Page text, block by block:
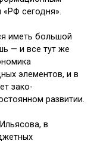
сегодня».
иметь большой
— и все тут же
элементов, и в
зако­
развитии.
в